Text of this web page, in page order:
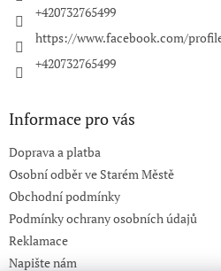
+420732765499
https://www.facebook.com/
+420732765499
Informace pro vás
Doprava a platba
Osobní odběr ve Starém Městě
Obchodní podmínky
Podmínky ochrany osobních údajů
Reklamace
Napište nám